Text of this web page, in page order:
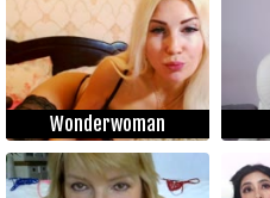
Wonderwoman